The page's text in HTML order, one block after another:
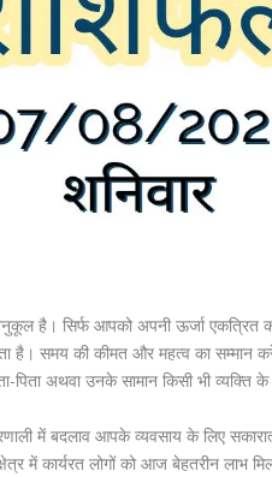
है। सिर्फ आपको अपनी ऊर्जा एकत्रित
है। समय की कीमत और महत्व का सम्मान
पिता अथवा उनके सामान किसी भी
में बदलाव आपके व्यवसाय के लिए
में कार्यरत लोगों को आज बेहतरीन लाभ